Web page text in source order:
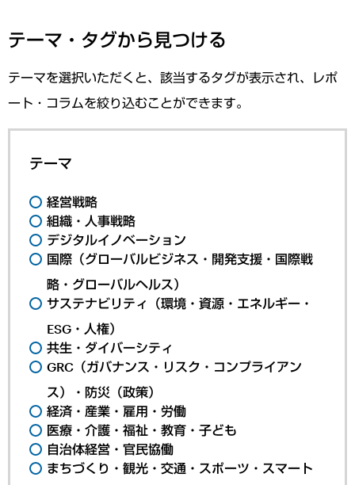
テーマ・タグから見つける
テーマを選択いただくと、該当するタグが表示され、レポ
ート・コラムを絞り込むことができます。
テーマ
経営戦略
組織・人事戦略
デジタルイノベーション
国際（グローバルビジネス・開発支援・国際戦
略・グローバルヘルス）
サステナビリティ（環境・資源・エネルギー・
ESG・人権）
共生・ダイバーシティ
GRC（ガバナンス・リスク・コンプライアン
ス）・防災（政策）
経済・産業・雇用・労働
医療・介護・福祉・教育・子ども
自治体経営・官民協働
まちづくり・観光・交通・スポーツ・スマート